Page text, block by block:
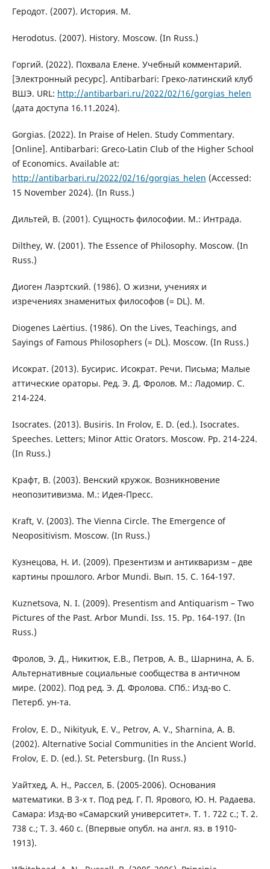
Геродот. (2007). История. М.
Herodotus. (2007). History. Moscow. (In Russ.)
Горгий. (2022). Похвала Елене. Учебный комментарий.
[Электронный ресурс]. Antibarbari: Греко-латинский клуб
ВШЭ. URL: http://antibarbari.ru/2022/02/16/gorgias_helen
(дата доступа 16.11.2024).
Gorgias. (2022). In Praise of Helen. Study Commentary.
[Online]. Antibarbari: Greco-Latin Club of the Higher School
of Economics. Available at:
http://antibarbari.ru/2022/02/16/gorgias_helen (Accessed:
15 November 2024). (In Russ.)
Дильтей, В. (2001). Сущность философии. М.: Интрада.
Dilthey, W. (2001). The Essence of Philosophy. Moscow. (In
Russ.)
Диоген Лаэртский. (1986). О жизни, учениях и
изречениях знаменитых философов (= DL). М.
Diogenes Laërtius. (1986). On the Lives, Teachings, and
Sayings of Famous Philosophers (= DL). Moscow. (In Russ.)
Исократ. (2013). Бусирис. Исократ. Речи. Письма; Малые
аттические ораторы. Ред. Э. Д. Фролов. М.: Ладомир. С.
214-224.
Isocrates. (2013). Busiris. In Frolov, E. D. (ed.). Isocrates.
Speeches. Letters; Minor Attic Orators. Moscow. Pp. 214-224.
(In Russ.)
Крафт, В. (2003). Венский кружок. Возникновение
неопозитивизма. М.: Идея-Пресс.
Kraft, V. (2003). The Vienna Circle. The Emergence of
Neopositivism. Moscow. (In Russ.)
Кузнецова, Н. И. (2009). Презентизм и антикваризм – две
картины прошлого. Arbor Mundi. Вып. 15. С. 164-197.
Kuznetsova, N. I. (2009). Presentism and Antiquarism – Two
Pictures of the Past. Arbor Mundi. Iss. 15. Pp. 164-197. (In
Russ.)
Фролов, Э. Д., Никитюк, Е.В., Петров, А. В., Шарнина, А. Б.
Альтернативные социальные сообщества в античном
мире. (2002). Под ред. Э. Д. Фролова. СПб.: Изд-во С.
Петерб. ун-та.
Frolov, E. D., Nikityuk, E. V., Petrov, A. V., Sharnina, A. B.
(2002). Alternative Social Communities in the Ancient World.
Frolov, E. D. (ed.). St. Petersburg. (In Russ.)
Уайтхед, А. Н., Рассел, Б. (2005-2006). Основания
математики. В 3-х т. Под ред. Г. П. Ярового, Ю. Н. Радаева.
Самара: Изд-во «Самарский университет». Т. 1. 722 с.; Т. 2.
738 с.; Т. 3. 460 с. (Впервые опубл. на англ. яз. в 1910-
1913).